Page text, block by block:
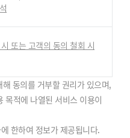
또는 고객의 동의 철회 시
동의를 거부할 권리가 있으며,
목적에 나열된 서비스 이용이
한하여 정보가 제공됩니다.